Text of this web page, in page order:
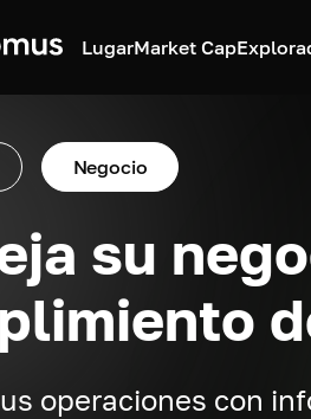
LugarMarket Cap
Negocio
su
operaciones con